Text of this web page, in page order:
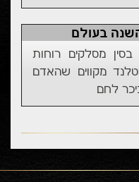
בעולם
מסלקים רוחות
מקווים שהאדם
לחם